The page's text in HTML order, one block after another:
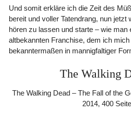
Und somit erkläre ich die Zeit des
bereit und voller Tatendrang, nun jetzt
hören zu lassen und starte – wie man
altbekannten Franchise, dem ich
bekanntermaßen in mannigfaltiger
The Walking
The Walking Dead – The Fall of the
2014, 400